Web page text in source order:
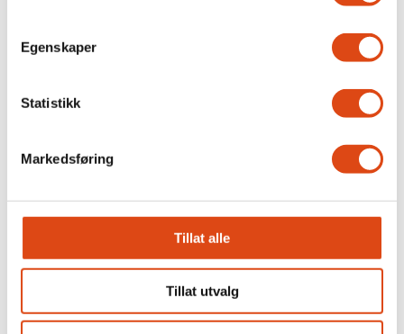
Egenskaper
Statistikk
Markedsføring
Tillat alle
Tillat utvalg
Tannhelsesekretærenes
Forbund